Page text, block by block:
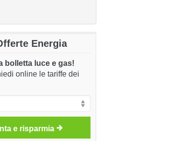
Energia
bolletta luce e gas!
online le tariffe dei
e risparmia